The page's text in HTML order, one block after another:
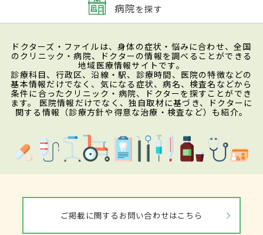
病院を探す
ドクターズ・ファイルは、身体の症状・悩みに合わせ、全国
のクリニック・病院、ドクターの情報を調べることができる
地域医療情報サイトです。
診療科目、行政区、沿線・駅、診療時間、医院の特徴などの
基本情報だけでなく、気になる症状、病名、検査名などから
条件に合ったクリニック・病院、ドクターを探すことができ
ます。 医院情報だけでなく、独自取材に基づき、ドクターに
関する情報（診療方針や得意な治療・検査など）も紹介。
ご掲載に関するお問い合わせはこちら